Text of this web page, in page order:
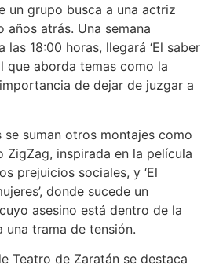
un grupo busca a una actriz
atrás. Una semana
18:00 horas, llegará ‘El saber
que aborda temas como la
de dejar de juzgar a
suman otros montajes como
ZigZag, inspirada en la película
prejuicios sociales, y ‘El
donde sucede un
asesino está dentro de la
una trama de tensión.
Teatro de Zaratán se destaca